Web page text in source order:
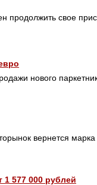
продолжить свое
нового
вернется
577 000 рублей